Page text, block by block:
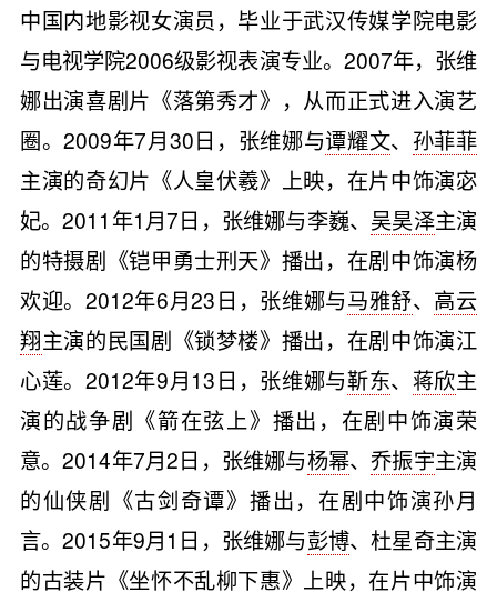
中国内地影视女演员，毕业于武汉传媒学院电影
与电视学院2006级影视表演专业。2007年，张维
娜出演喜剧片《落第秀才》，从而正式进入演艺
圈。2009年7月30日，张维娜与谭耀文、 孙菲菲
主演的奇幻片《人皇伏羲》上映，在片中饰演宓
妃。2011年1月7日，张维娜与李巍、 吴昊泽主演
的特摄剧《铠甲勇士刑天》播出，在剧中饰演杨
欢迎。2012年6月23日，张维娜与马雅舒、 高云
翔主演的民国剧《锁梦楼》播出，在剧中饰演江
心莲。2012年9月13日，张维娜与靳东、 蒋欣主
演的战争剧《箭在弦上》播出，在剧中饰演荣
意。2014年7月2日，张维娜与杨幂、乔振宇主演
的仙侠剧《古剑奇谭》播出，在剧中饰演孙月
言。2015年9月1日，张维娜与彭博、杜星奇主演
的古装片《坐怀不乱柳下惠》上映，在片中饰演